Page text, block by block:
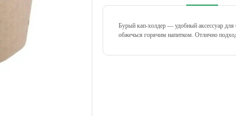
Бурый кап-холдер — удобный аксессуар для
обжечься горячим напитком. Отлично